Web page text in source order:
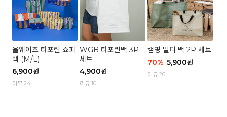
올웨이즈 타포린 쇼퍼
백 (M/L)
6,900원
리뷰 24
WGB 타포린백 3P
세트
4,900원
리뷰 10
캠핑 멀티 백 2P 세트
70% 5,900원
리뷰 26